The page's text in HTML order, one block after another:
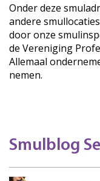
Onder deze
andere
door onze
de Vereniging
Allemaal
nemen.
Smulblog